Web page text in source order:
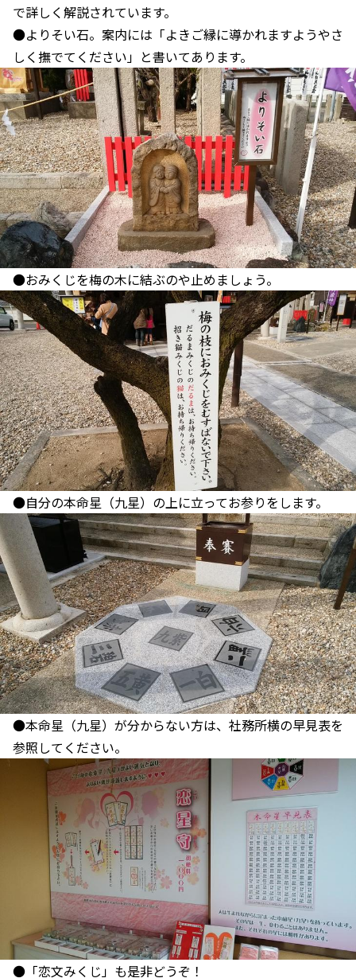
で詳しく解説されています。
●よりそい石。案内には「よきご縁に導かれますようやさ
しく撫でてください」と書いてあります。
●おみくじを梅の木に結ぶのや止めましょう。
●自分の本命星（九星）の上に立ってお参りをします。
●本命星（九星）が分からない方は、社務所横の早見表を
参照してください。
●「恋文みくじ」も是非どうぞ！